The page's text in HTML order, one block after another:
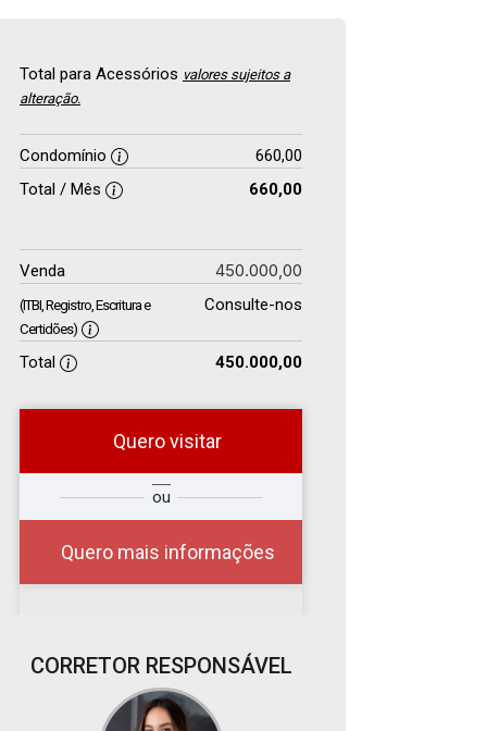
Total para Acessórios valores sujeitos a
alteração.
Condomínio
660,00
Total / Mês
660,00
Venda 450.000,00
(ITBI, Registro, Escritura e
Certidões)
Consulte-nos
Total 450.000,00
Quero visitar
ou
Quero mais informações
Qual o melhor dia e
horário para você?
07
Aug/Fri
08:00
CORRETOR RESPONSÁVEL